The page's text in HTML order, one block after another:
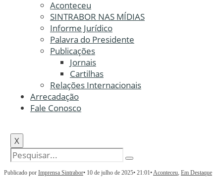
Aconteceu
SINTRABOR NAS MÍDIAS
Informe Jurídico
Palavra do Presidente
Publicações
Jornais
Cartilhas
Relações Internacionais
Arrecadação
Fale Conosco
X
Publicado por Imprensa Sintrabor• 10 de julho de 2025• 21:01•Aconteceu, Em Destaque